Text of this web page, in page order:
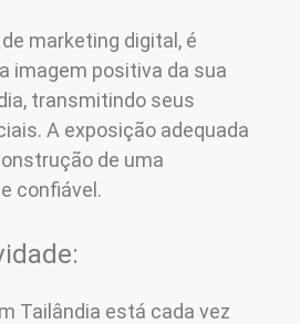
marketing digital, é
imagem positiva da sua
transmitindo seus
A exposição adequada
de uma
confiável.
Tailândia está cada vez